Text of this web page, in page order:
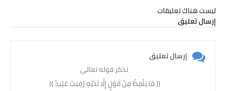
ليست هناك تعليقات
إرسال تعليق
إرسال تعليق
تذكر قوله تعالى
(( مَا يَلْفِظُ مِنْ قَوْلٍ إِلَّا لَدَيْهِ رَقِيبٌ عَتِيدٌ )) ‏